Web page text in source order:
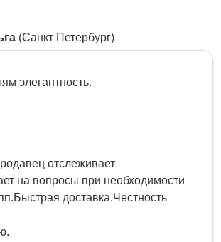
(Санкт Петербург)
элегантность.
отслеживает
на вопросы при необходимости
доставка.Честность